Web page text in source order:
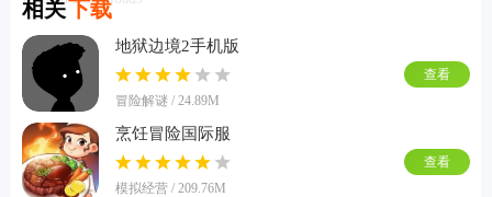
相关下载
地狱边境2手机版
冒险解谜 / 24.89M
查看
烹饪冒险国际服
模拟经营 / 209.76M
查看